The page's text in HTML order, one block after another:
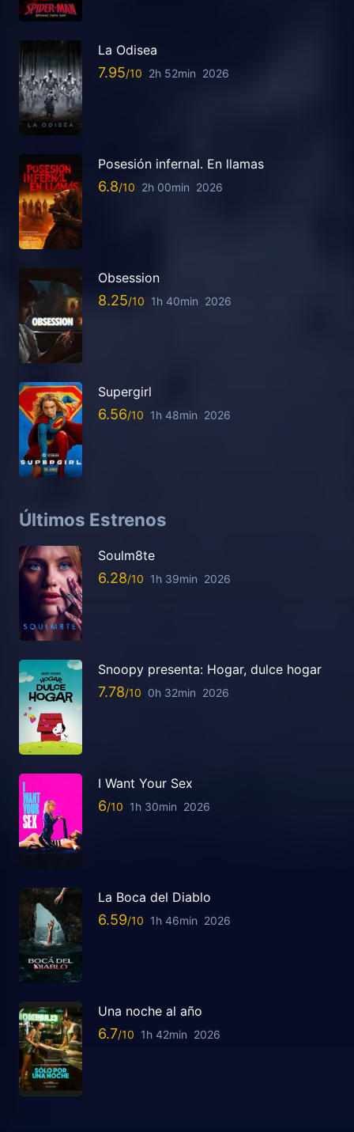
La Odisea
7.95 2h 52min 2026
Posesión infernal. En llamas
6.8 2h 00min 2026
Obsession
8.25 1h 40min 2026
Supergirl
6.56 1h 48min 2026
Últimos Estrenos
Soulm8te
6.28 1h 39min 2026
Snoopy presenta: Hogar, dulce hogar
7.78 0h 32min 2026
I Want Your Sex
6 1h 30min 2026
La Boca del Diablo
6.59 1h 46min 2026
Una noche al año
6.7 1h 42min 2026